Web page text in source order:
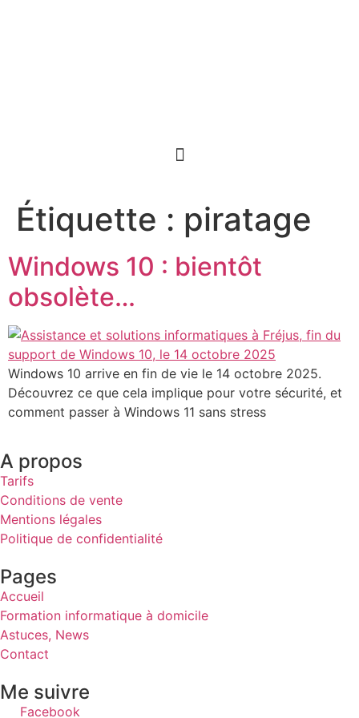
Étiquette : piratage
Windows 10 : bientôt
obsolète…
Windows 10 arrive en fin de vie le 14 octobre 2025.
Découvrez ce que cela implique pour votre sécurité, et
comment passer à Windows 11 sans stress
A propos
Tarifs
Conditions de vente
Mentions légales
Politique de confidentialité
Pages
Accueil
Formation informatique à domicile
Astuces, News
Contact
Me suivre
Facebook